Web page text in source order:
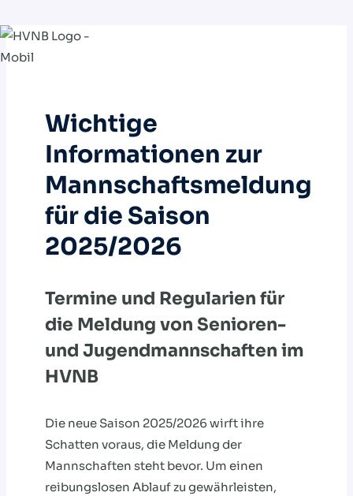
Zum
Inhalt
Wichtige
Informationen zur
Mannschaftsmeldung
für die Saison
2025/2026
Termine und Regularien für
die Meldung von Senioren-
und Jugendmannschaften im
HVNB
Die neue Saison 2025/2026 wirft ihre
Schatten voraus, die Meldung der
Mannschaften steht bevor. Um einen
reibungslosen Ablauf zu gewährleisten,